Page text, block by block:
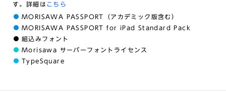
す。詳細は こちら
MORISAWA PASSPORT（アカデミック版含む）
MORISAWA PASSPORT for iPad Standard Pack
組込みフォント
Morisawa サーバーフォントライセンス
TypeSquare